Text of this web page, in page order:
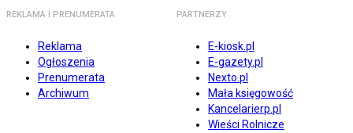
REKLAMA I PRENUMERATA
Reklama
Ogłoszenia
Prenumerata
Archiwum
PARTNERZY
E-kiosk.pl
E-gazety.pl
Nexto.pl
Mała księgowość
Kancelarierp.pl
Wieści Rolnicze